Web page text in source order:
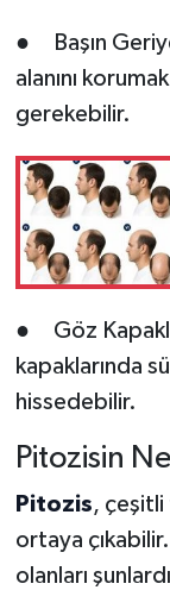
● Başın
alanını
gerekebilir.
● Göz
kapaklarında
hissedebilir.
Pitozisin
Pitozis, çeşitli
ortaya
olanları